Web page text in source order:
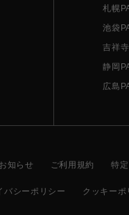
札幌
池袋
吉祥
静岡
広島
お知らせ ご利用規約 特
バシーポリシー クッキーポ